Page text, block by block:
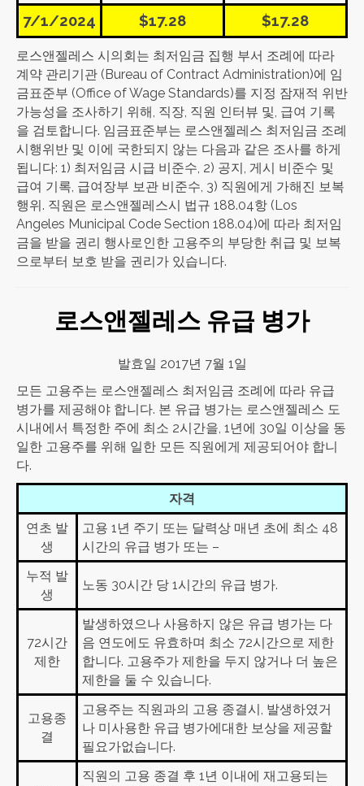
7/1/2024 $17.28 $17.28
로스앤젤레스 시의회는 최저임금 집행 부서 조례에 따라
계약 관리기관 (Bureau of Contract Administration)에 임
금표준부 (Office of Wage Standards)를 지정 잠재적 위반
가능성을 조사하기 위해, 직장, 직원 인터뷰 및, 급여 기록
을 검토합니다. 임금표준부는 로스앤젤레스 최저임금 조례
시행위반 및 이에 국한되지 않는 다음과 같은 조사를 하게
됩니다: 1) 최저임금 시급 비준수, 2) 공지, 게시 비준수 및
급여 기록, 급여장부 보관 비준수, 3) 직원에게 가해진 보복
행위. 직원은 로스앤젤레스시 법규 188.04항 (Los
Angeles Municipal Code Section 188.04)에 따라 최저임
금을 받을 권리 행사로인한 고용주의 부당한 취급 및 보복
으로부터 보호 받을 권리가 있습니다.
로스앤젤레스 유급 병가
발효일 2017년 7월 1일
모든 고용주는 로스앤젤레스 최저임금 조례에 따라 유급
병가를 제공해야 합니다. 본 유급 병가는 로스앤젤레스 도
시내에서 특정한 주에 최소 2시간을, 1년에 30일 이상을 동
일한 고용주를 위해 일한 모든 직원에게 제공되어야 합니
다.
자격
연초 발
생
고용 1년 주기 또는 달력상 매년 초에 최소 48
시간의 유급 병가 또는 –
누적 발
생
노동 30시간 당 1시간의 유급 병가.
72시간
제한
발생하였으나 사용하지 않은 유급 병가는 다
음 연도에도 유효하며 최소 72시간으로 제한
합니다. 고용주가 제한을 두지 않거나 더 높은
제한을 둘 수 있습니다.
고용종
결
고용주는 직원과의 고용 종결시, 발생하였거
나 미사용한 유급 병가에대한 보상을 제공할
필요가없습니다.
직원의 고용 종결 후 1년 이내에 재고용되는